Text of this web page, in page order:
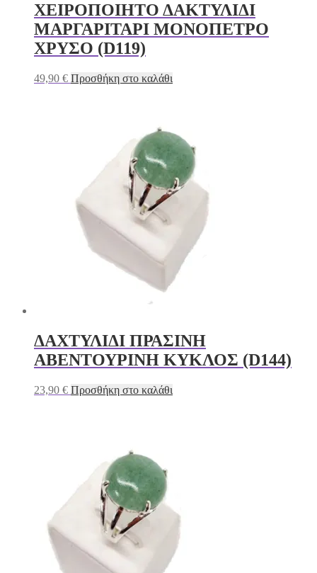
ΧΕΙΡΟΠΟΙΗΤΟ ΔΑΚΤΥΛΙΔΙ
ΜΑΡΓΑΡΙΤΑΡΙ ΜΟΝΟΠΕΤΡΟ
ΧΡΥΣΟ (D119)
49,90 € Προσθήκη στο καλάθι
ΔΑΧΤΥΛΙΔΙ ΠΡΑΣΙΝΗ
ΑΒΕΝΤΟΥΡΙΝΗ ΚΥΚΛΟΣ (D144)
23,90 € Προσθήκη στο καλάθι